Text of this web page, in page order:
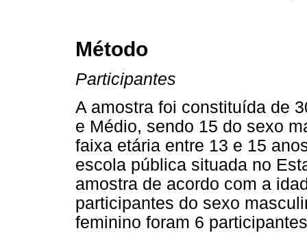
Método
Participantes
A amostra foi constituída de
e Médio, sendo 15 do sexo
faixa etária entre 13 e 15
escola pública situada no
amostra de acordo com a
participantes do sexo
feminino foram 6